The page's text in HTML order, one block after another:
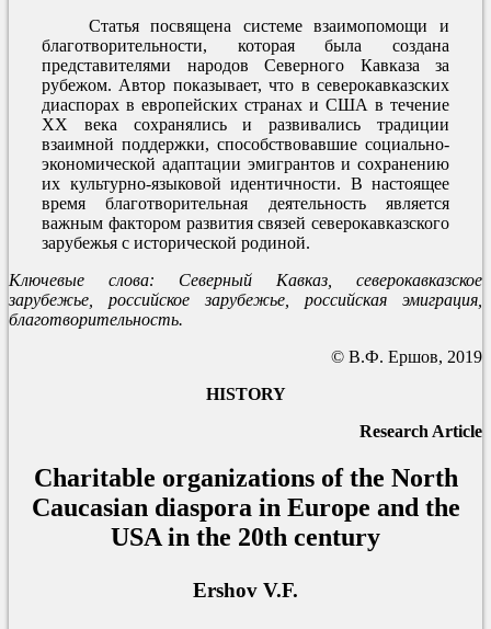
Статья посвящена системе взаимопомощи и
благотворительности, которая была создана
представителями народов Северного Кавказа за
рубежом. Автор показывает, что в северокавказских
диаспорах в европейских странах и США в течение
ХХ века сохранялись и развивались традиции
взаимной поддержки, способствовавшие социально-
экономической адаптации эмигрантов и сохранению
их культурно-языковой идентичности. В настоящее
время благотворительная деятельность является
важным фактором развития связей северокавказского
зарубежья с исторической родиной.
Ключевые слова: Северный Кавказ, северокавказское
зарубежье, российское зарубежье, российская эмиграция,
благотворительность.
© В.Ф. Ершов, 2019
HISTORY
Research Article
Charitable organizations of the North
Caucasian diaspora in Europe and the
USA in the 20th century
Ershov V.F.